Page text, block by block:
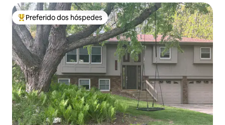
Entre os melhores preferidos dos hóspedes
Preferido dos hóspedes